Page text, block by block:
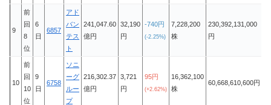
9
前
回
8
位
6
日
6857
アド
バン
テス
ト
241,047.60
億円
32,190
円
-740円
(-2.25%)
7,228,200
株
230,392,131,000
円
10
前
回
10
位
9
日
6758
ソニ
ーグ
ルー
プ
216,302.37
億円
3,721
円
95円
(+2.62%)
16,362,100
株
60,668,610,600円